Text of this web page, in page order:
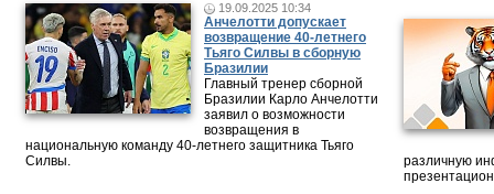
19.09.2025 10:34
Анчелотти допускает
возвращение 40-летнего
Тьяго Силвы в сборную
Бразилии
Главный тренер сборной
Бразилии Карло Анчелотти
заявил о возможности
возвращения в
национальную команду 40-летнего защитника Тьяго
Силвы.
различную